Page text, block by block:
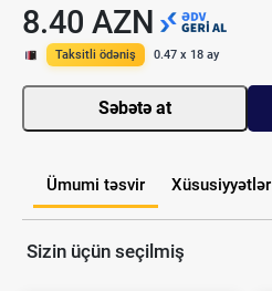
8.40 AZN
Taksitli ödəniş 0.47 x 18 ay
Səbətə at
Ümumi təsvir Xüsusiyyətlər
Sizin üçün seçilmiş